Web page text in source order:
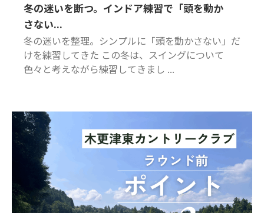
冬の迷いを断つ。インドア練習で「頭を動か
さない...
冬の迷いを整理。シンプルに「頭を動かさない」だ
けを練習してきた この冬は、スイングについて
色々と考えながら練習してきまし ...